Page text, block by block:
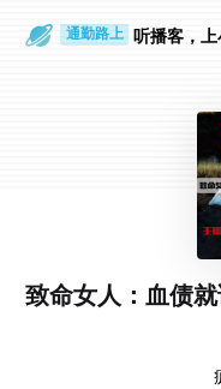
通勤路上 听播客，上
致命女人：血债